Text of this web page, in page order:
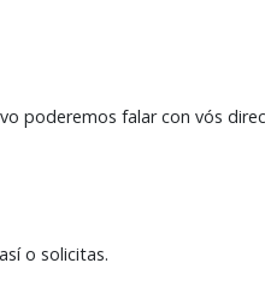
poderemos falar con vós
o solicitas.